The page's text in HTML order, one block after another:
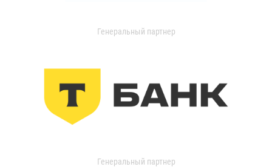
Генеральный партнер
Генеральный партнер